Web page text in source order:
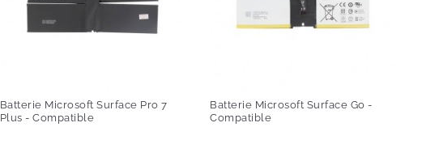
Batterie Microsoft Surface Pro 7
Plus - Compatible
Batterie Microsoft Surface Go -
Compatible